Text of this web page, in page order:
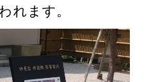
れます。